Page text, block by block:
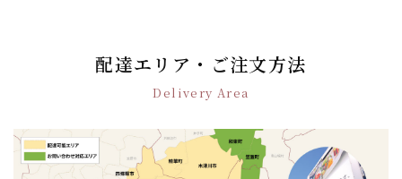
ン
配達エリア・ご注文方法
Delivery Area